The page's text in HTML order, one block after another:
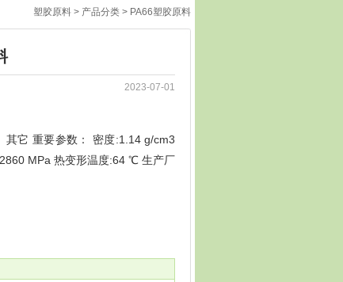
塑胶原料 > 产品分类 > PA66塑胶原料
2023-07-01
其它 重要参数： 密度:1.14 g/cm3
MPa 热变形温度:64 ℃ 生产厂